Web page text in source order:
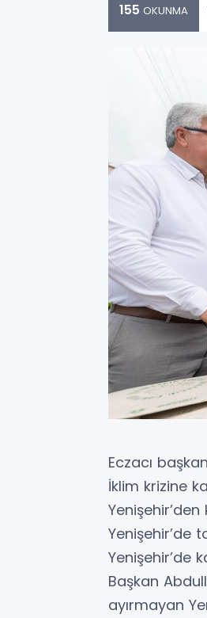
155 OKUNMA
Eczacı
İklim krizine
Yenişehir’de
Yenişehir’de
Başkan
ayırmayan